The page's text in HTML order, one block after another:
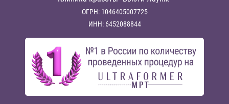
ОГРН: 1046405007725
ИНН: 6452088844